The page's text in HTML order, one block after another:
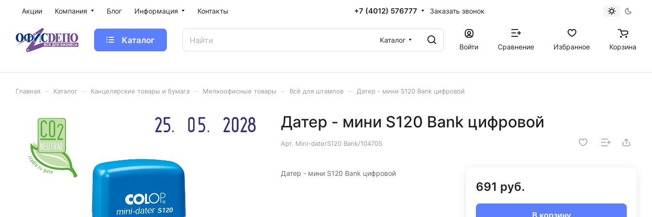
Акции Компания Блог Информация Контакты +7 (4012) 576777 Заказать звонок
Каталог
Каталог
Войти
Сравнение Избранное Корзина
Главная Каталог Канцелярские товары и бумага Мелкоофисные товары Всё для штампов Датер - мини S120 Bank цифровой
Датер - мини S120 Bank цифровой
Арт. Mini-daterS120 Bank/104705
Датер - мини S120 Bank цифровой
691 руб.
В корзину